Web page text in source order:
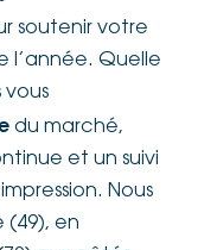
soutenir votre
l’année. Quelle
du marché,
et un suivi
Nous
(49), en